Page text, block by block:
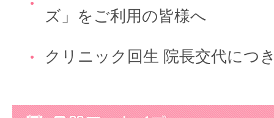
ズ」をご利用の皆様へ
クリニック回生 院長交代につ